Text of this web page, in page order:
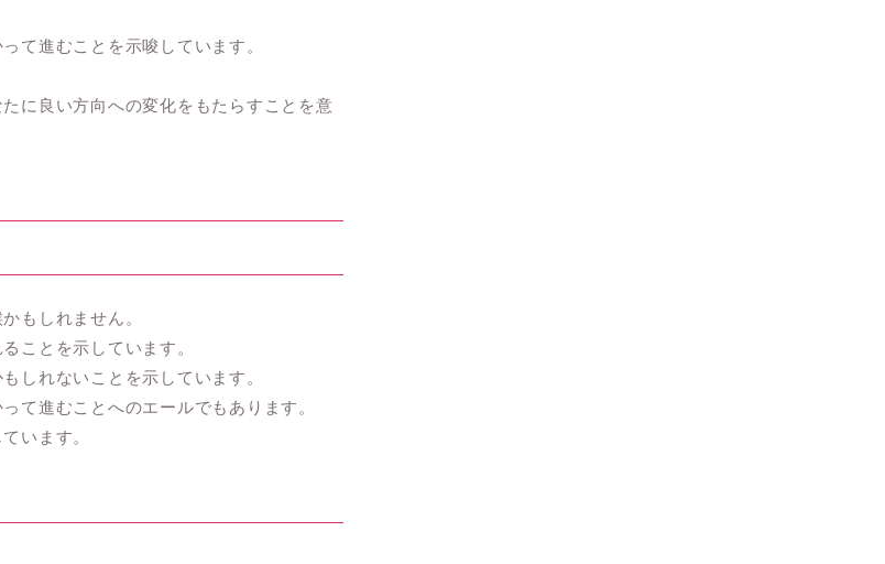
て進むことを示唆しています。
に良い方向への変化をもたらすことを意
もしれません。
ことを示しています。
しれないことを示しています。
て進むことへのエールでもあります。
います。